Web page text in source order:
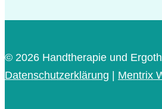
© 2026 Handtherapie und
Datenschutzerklärung
Mentrix